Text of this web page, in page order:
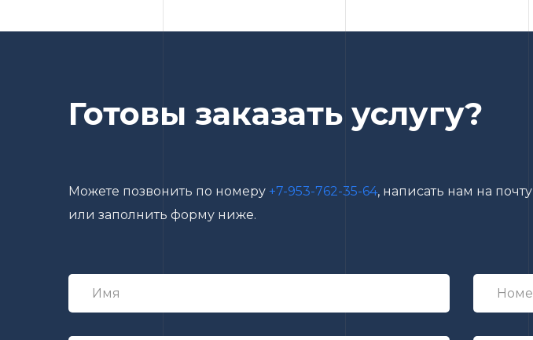
Готовы заказать услугу?
Можете позвонить по номеру +7-953-762-35-64, написать нам на почту
или заполнить форму ниже.